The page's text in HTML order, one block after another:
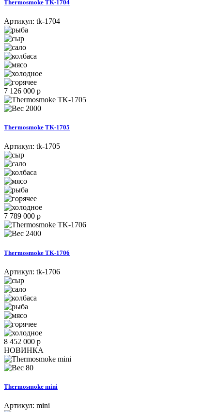
Thermosmoke TK-1704
Артикул: tk-1704
7 126 000 р
2000
Thermosmoke TK-1705
Артикул: tk-1705
7 789 000 р
2400
Thermosmoke TK-1706
Артикул: tk-1706
8 452 000 р
НОВИНКА
80
Thermosmoke mini
Артикул: mini